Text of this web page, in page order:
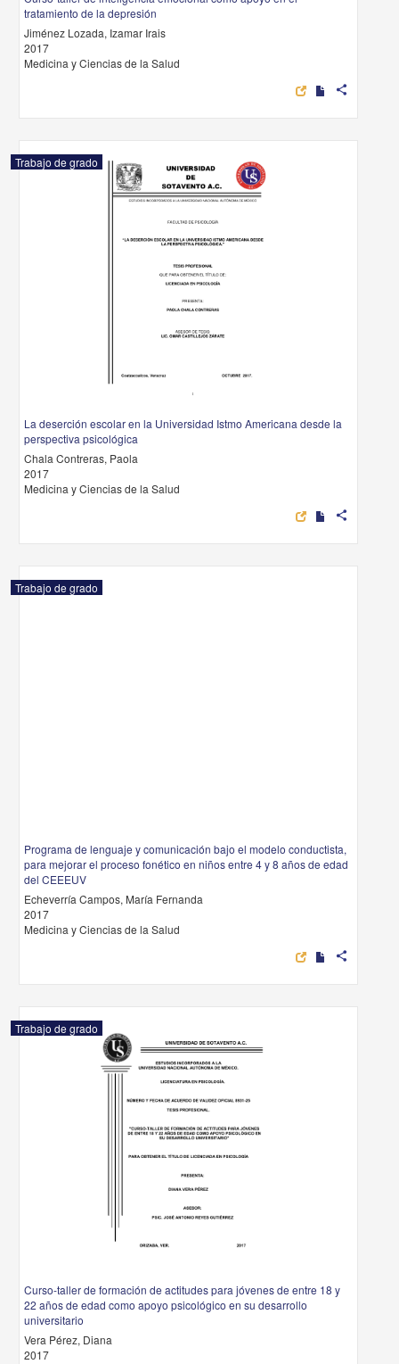
tratamiento de la depresión
Jiménez Lozada, Izamar Irais
2017
Medicina y Ciencias de la Salud
share
Trabajo de grado
La deserción escolar en la Universidad Istmo Americana desde la
perspectiva psicológica
Chala Contreras, Paola
2017
Medicina y Ciencias de la Salud
share
Trabajo de grado
Programa de lenguaje y comunicación bajo el modelo conductista,
para mejorar el proceso fonético en niños entre 4 y 8 años de edad
del CEEEUV
Echeverría Campos, María Fernanda
2017
Medicina y Ciencias de la Salud
share
Trabajo de grado
Curso-taller de formación de actitudes para jóvenes de entre 18 y
22 años de edad como apoyo psicológico en su desarrollo
universitario
Vera Pérez, Diana
2017